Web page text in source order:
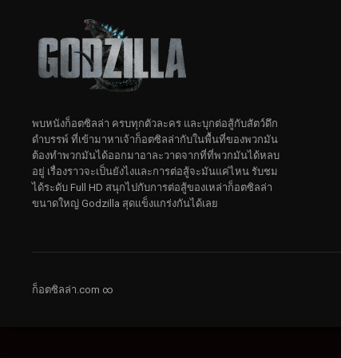
พบหนังก็อตซิลล่า ครบทุกตัวละคร และบุกต่อสู้กับสัตว์ดึก
ดําบรรพ์ ที่เข้ามาหาเจ้าก็อตซิลล่ากับในพื้นที่ของพวกมัน
ต้องทำพวกมันได้ออกมาอาละวาดจากที่ที่พวกมันได้หลบ
อยู่ เรื่องราวจะเป็นยังไงและการต่อสู้จะมันแค่ไหน รับชม
ได้ระดับ Full HD สนุกไปกับการต่อสู้ของเหล่าก็อตซิลล่า
ขนาดใหญ่ Godzilla สุดแข็งแกร่งกันได้เลย
ก็อตซิลล่า.com ∞